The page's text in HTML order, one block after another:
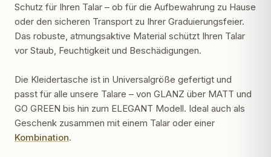
Schutz für Ihren Talar – ob für die Aufbewahrung zu Hause
oder den sicheren Transport zu Ihrer Graduierungsfeier.
Das robuste, atmungsaktive Material schützt Ihren Talar
vor Staub, Feuchtigkeit und Beschädigungen.
Die Kleidertasche ist in Universalgröße gefertigt und
passt für alle unsere Talare – von GLANZ über MATT und
GO GREEN bis hin zum ELEGANT Modell. Ideal auch als
Geschenk zusammen mit einem Talar oder einer
Kombination.